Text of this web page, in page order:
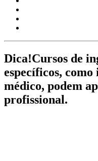
Dica!Cursos de
específicos,
médico, podem
profissional.